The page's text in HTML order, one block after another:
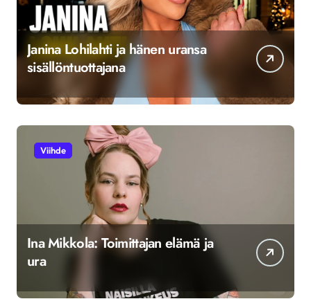
Janina Lohilahti ja hänen uransa
sisällöntuottajana
Viihde
Ina Mikkola: Toimittajan elämä ja
ura